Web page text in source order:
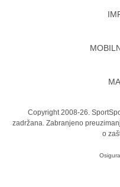
Copyright 2008-26.
zadržana. Zabranjeno
o